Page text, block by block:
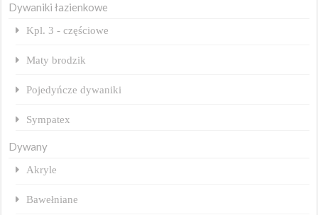
Dywaniki łazienkowe
Kpl. 3 - częściowe
Maty brodzik
Pojedyńcze dywaniki
Sympatex
Dywany
Akryle
Bawełniane